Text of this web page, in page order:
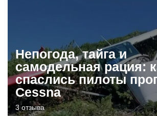
Непогода, тайга и
самодельная рация:
спаслись пилоты
Cessna
3 отзыва